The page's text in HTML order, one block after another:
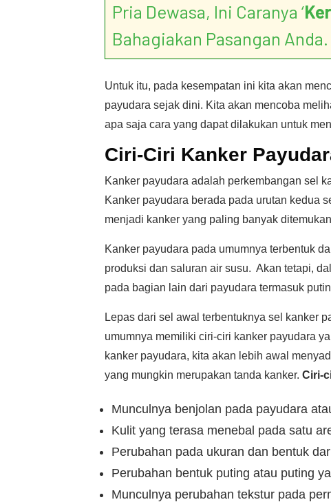
Pria Dewasa, Ini Caranya ‘
Bahagiakan Pasangan Anda.
Untuk itu, pada kesempatan ini kita akan
payudara sejak dini. Kita akan mencoba
apa saja cara yang dapat dilakukan untuk
Ciri-Ciri Kanker
Kanker payudara adalah perkembangan sel
Kanker payudara berada pada urutan kedua
menjadi kanker yang paling banyak
Kanker payudara pada umumnya terbentuk
produksi dan saluran air susu. Akan tetapi,
pada bagian lain dari payudara termasuk
Lepas dari sel awal terbentuknya sel kanker
umumnya memiliki ciri-ciri kanker payudara
kanker payudara, kita akan lebih awal
yang mungkin merupakan tanda kanker. Ciri-
Munculnya benjolan pada payudara
Kulit yang terasa menebal pada satu
Perubahan pada ukuran dan bentuk
Perubahan bentuk puting atau puting
Munculnya perubahan tekstur pada